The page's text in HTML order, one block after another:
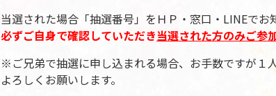
当選された場合「抽選番号」をＨＰ・窓口・LINEでお
必ずご自身で確認していただき当選された方のみご参
※ご兄弟で抽選に申し込まれる場合、お手数ですが１
よろしくお願いします。